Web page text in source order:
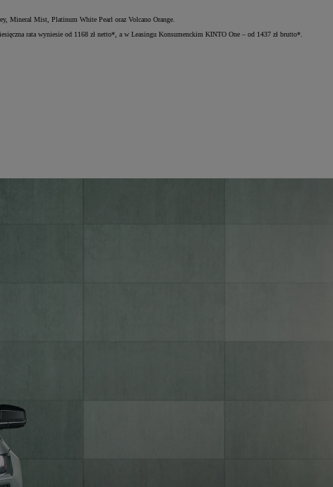
Mineral Mist, Platinum White Pearl oraz Volcano Orange.
rata wyniesie od 1168 zł netto*, a w Leasingu Konsumenckim KINTO One – od 1437 zł brutto*.